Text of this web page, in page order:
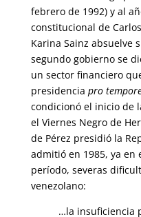
febrero de 1992) y al
constitucional de
Karina Sainz absuelve
segundo gobierno se
un sector financiero
presidencia pro
condicionó el inicio de
el Viernes Negro de
de Pérez presidió la
admitió en 1985, ya en
período, severas
venezolano:
…la insuficiencia